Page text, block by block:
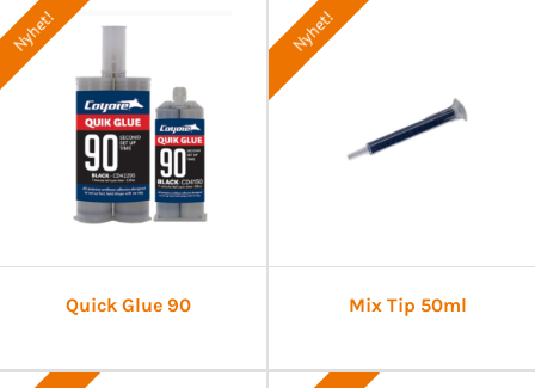
Nyhet!
Quick Glue 90
Nyhet!
Mix Tip 50ml